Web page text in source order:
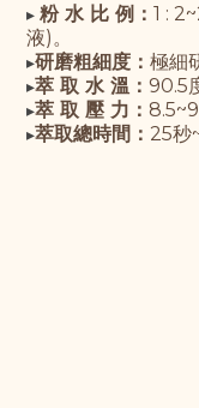
▸ 粉 水 比 例： 1 :
液)。
▸研磨粗細度： 極細
▸萃 取 水 溫： 90.5
▸萃 取 壓 力：
▸萃取總時間： 25秒